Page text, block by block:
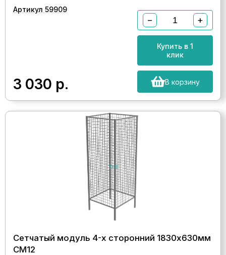
Артикул 59909
3 030 р.
− +
Купить в 1
клик
В корзину
Сетчатый модуль 4-х сторонний 1830х630мм
СМ12